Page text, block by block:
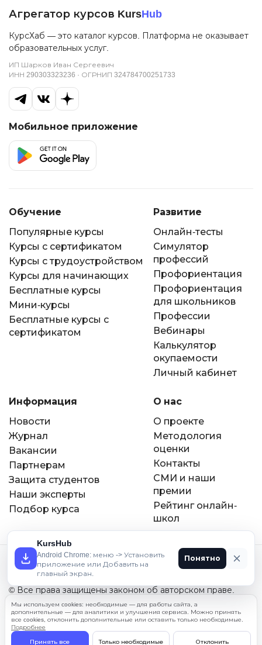
Агрегатор курсов KursHub
КурсХаб — это каталог курсов. Платформа не оказывает
образовательных услуг.
ИП Шарков Иван Сергеевич
ИНН 290303323236 · ОГРНИП 324784700251733
Мобильное приложение
Обучение
Популярные курсы
Курсы с сертификатом
Курсы с трудоустройством
Курсы для начинающих
Бесплатные курсы
Мини-курсы
Бесплатные курсы с
сертификатом
Развитие
Онлайн-тесты
Симулятор
профессий
Профориентация
Профориентация
для школьников
Профессии
Вебинары
Калькулятор
окупаемости
Личный кабинет
Информация
Новости
Журнал
Вакансии
Партнерам
Защита студентов
Наши эксперты
Подбор курса
О нас
О проекте
Методология
оценки
Контакты
СМИ и наши
премии
Рейтинг онлайн-
школ
При использовании материалов гиперссылка на
KursHub.ru обязательна.
© Все права защищены законом об авторском праве.
2022-2026 год.
Пользовательское соглашение
Политика обработки персональных данных
Мы используем cookies: необходимые — для работы сайта, а
дополнительные — для аналитики и улучшения сервиса. Можно принять
все cookies, отклонить дополнительные или оставить только необходимые.
Подробнее
Принять все Только необходимые Отклонить
KursHub
Android Chrome: меню -> Установить
приложение или Добавить на
главный экран.
Понятно